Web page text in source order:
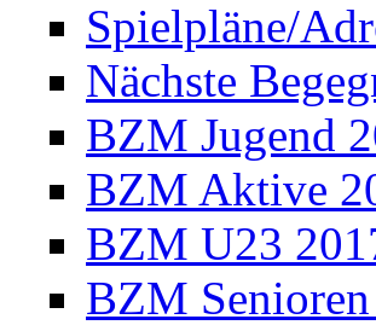
Spielpläne/
Nächste
BZM Jugend
BZM Aktive
BZM U23
BZM